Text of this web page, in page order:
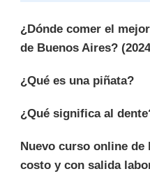
¿Dónde comer el
de Buenos Aires?
¿Qué es una piñata?
¿Qué significa al
Nuevo curso online de
costo y con salida